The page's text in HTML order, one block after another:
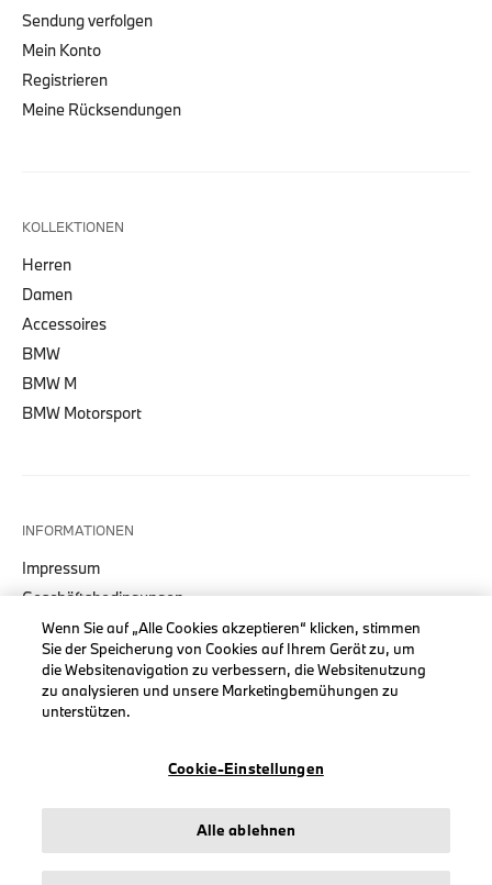
Sendung verfolgen
Mein Konto
Registrieren
Meine Rücksendungen
KOLLEKTIONEN
Herren
Damen
Accessoires
BMW
BMW M
BMW Motorsport
INFORMATIONEN
Impressum
Geschäftsbedingungen
Datenschutz
Cookies
Erklärung zur Barrierefreiheit
Datenschutz
Wenn Sie auf „Alle Cookies akzeptieren“ klicken, stimmen
Sie der Speicherung von Cookies auf Ihrem Gerät zu, um
die Websitenavigation zu verbessern, die Websitenutzung
zu analysieren und unsere Marketingbemühungen zu
unterstützen.
Cookie-Einstellungen
Alle ablehnen